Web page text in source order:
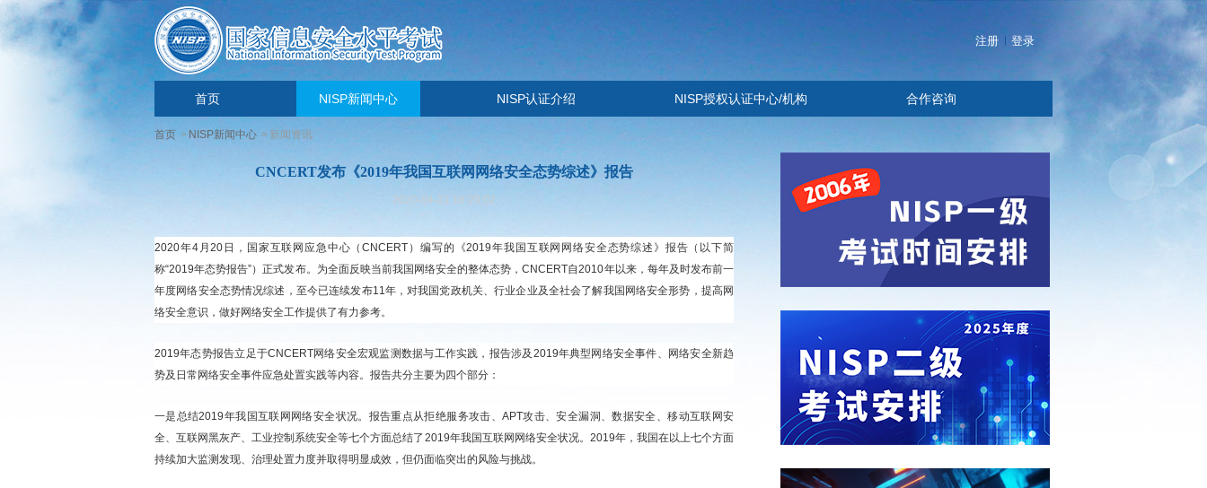
注册 登录
首页 NISP新闻中心 NISP认证介绍 NISP授权认证中心/机构 合作咨询
首页 > NISP新闻中心 > 新闻资讯
CNCERT发布《2019年我国互联网网络安全态势综述》报告
2020-04-21 16:20:02
2020年4月20日，国家互联网应急中心（CNCERT）编写的《2019年我国互联网网络安全态势综述》报告（以下简
称“2019年态势报告”）正式发布。为全面反映当前我国网络安全的整体态势，CNCERT自2010年以来，每年及时发布前一
年度网络安全态势情况综述，至今已连续发布11年，对我国党政机关、行业企业及全社会了解我国网络安全形势，提高网
络安全意识，做好网络安全工作提供了有力参考。
2019年态势报告立足于CNCERT网络安全宏观监测数据与工作实践，报告涉及2019年典型网络安全事件、网络安全新趋
势及日常网络安全事件应急处置实践等内容。报告共分主要为四个部分：
一是总结2019年我国互联网网络安全状况。报告重点从拒绝服务攻击、APT攻击、安全漏洞、数据安全、移动互联网安
全、互联网黑灰产、工业控制系统安全等七个方面总结了2019年我国互联网网络安全状况。2019年，我国在以上七个方面
持续加大监测发现、治理处置力度并取得明显成效，但仍面临突出的风险与挑战。